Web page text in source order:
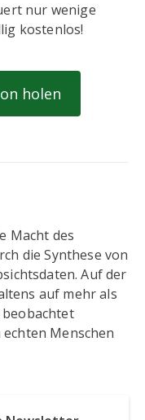
nur wenige
kostenlos!
holen
Macht des
die Synthese von
Auf der
auf mehr als
Menschen